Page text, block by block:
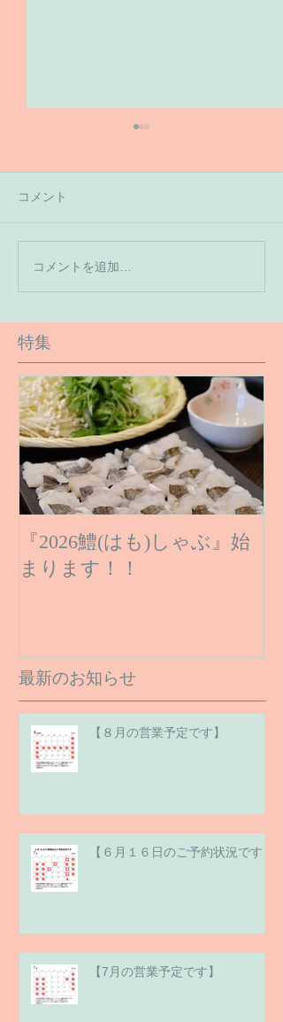
【６月１６日のご予約状
況です】
コメント
コメントを追加…
特集
『2026鱧(はも)しゃぶ』始
まります！！
最新のお知らせ
【８月の営業予定です】
【６月１６日のご予約状況です】
【7月の営業予定です】